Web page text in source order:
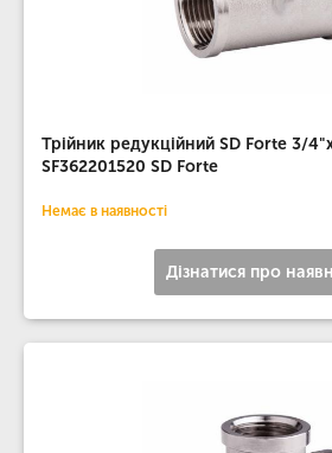
Трійник редукційний SD Forte 3/
SF362201520 SD Forte
Немає в наявності
Дізнатися про